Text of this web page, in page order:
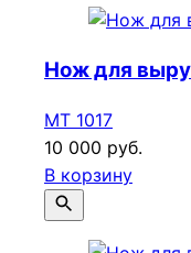
Нож для
МТ 1017
10 000 руб.
В корзину